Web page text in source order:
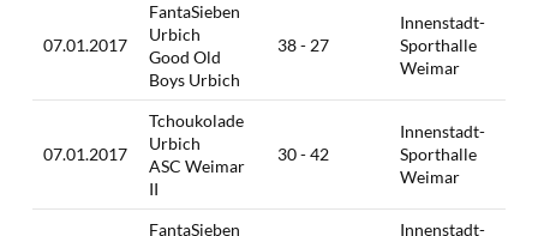
07.01.2017
FantaSieben
Urbich
Good Old
Boys Urbich
38 - 27
Innenstadt-
Sporthalle
Weimar
07.01.2017
Tchoukolade
Urbich
ASC Weimar
II
30 - 42
Innenstadt-
Sporthalle
Weimar
FantaSieben Innenstadt-